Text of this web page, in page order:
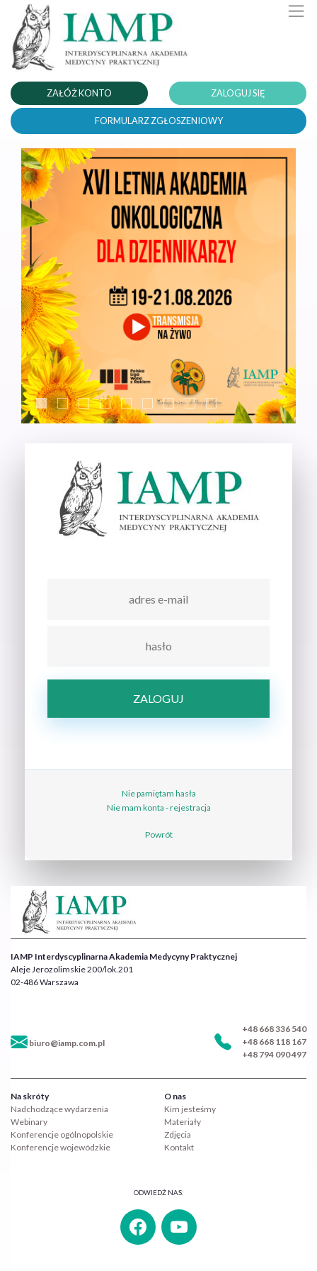
ZAŁÓŻ KONTO ZALOGUJ SIĘ
FORMULARZ ZGŁOSZENIOWY
Nie pamiętam hasła
Nie mam konta - rejestracja
Powrót
IAMP Interdyscyplinarna Akademia Medycyny Praktycznej
Aleje Jerozolimskie 200/lok.201
02-486 Warszawa
biuro@iamp.com.pl
+48 668 336 540
+48 668 118 167
+48 794 090 497
Na skróty
Nadchodzące wydarzenia
Webinary
Konferencje ogólnopolskie
Konferencje wojewódzkie
O nas
Kim jesteśmy
Materiały
Zdjęcia
Kontakt
ODWIEDŹ NAS: